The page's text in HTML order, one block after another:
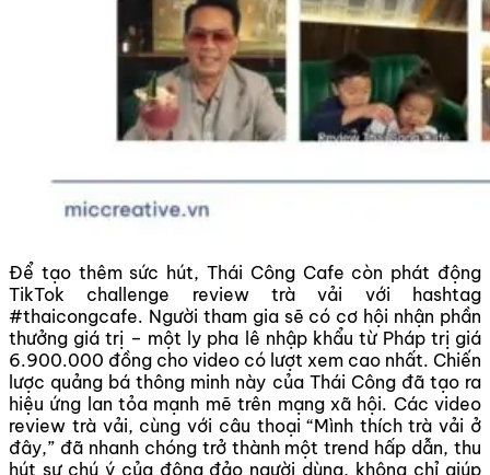
Để tạo thêm sức hút, Thái Công Cafe còn phát động
TikTok challenge review trà vải với hashtag
#thaicongcafe. Người tham gia sẽ có cơ hội nhận phần
thưởng giá trị – một ly pha lê nhập khẩu từ Pháp trị giá
6.900.000 đồng cho video có lượt xem cao nhất. Chiến
lược quảng bá thông minh này của Thái Công đã tạo ra
hiệu ứng lan tỏa mạnh mẽ trên mạng xã hội. Các video
review trà vải, cùng với câu thoại “Mình thích trà vải ở
đây,” đã nhanh chóng trở thành một trend hấp dẫn, thu
hút sự chú ý của đông đảo người dùng, không chỉ giúp